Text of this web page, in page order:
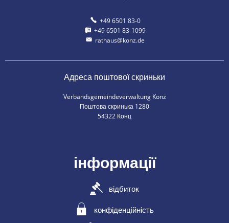
+49 6501 83-0
+49 6501 83-1099
rathaus@konz.de
Адреса поштової скриньки
Verbandsgemeindeverwaltung Konz
Поштова скринька 1280
54322 Конц
інформації
відбиток
конфіденційність